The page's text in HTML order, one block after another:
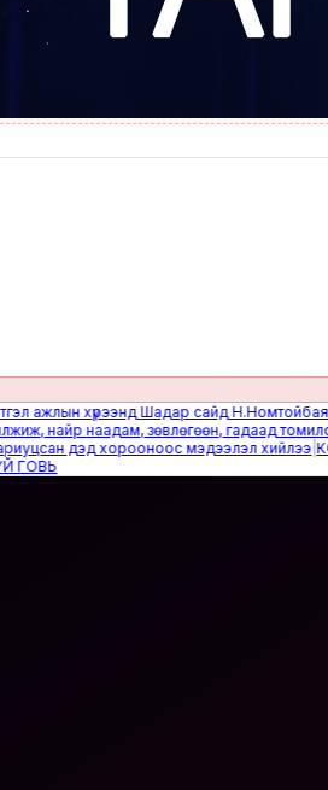
хүрээнд Шадар сайд Н.Номтойбаяр
наадам, зөвлөгөөн, гадаад
дэд хорооноос мэдээлэл хийлээ|КОП17